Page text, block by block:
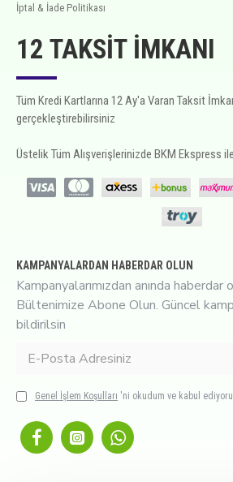
İptal & İade Politikası
12 TAKSIT İMKANI
Tüm Kredi Kartlarına 12 Ay'a Varan Taksit
gerçekleştirebilirsiniz
Üstelik Tüm Alışverişlerinizde BKM Ekspress
KAMPANYALARDAN HABERDAR OLUN
Kampanyalarımızdan anında haberdar
Bültenimize Abone Olun. Güncel
bildirilsin
Genel İşlem Koşulları 'ni okudum ve kabul